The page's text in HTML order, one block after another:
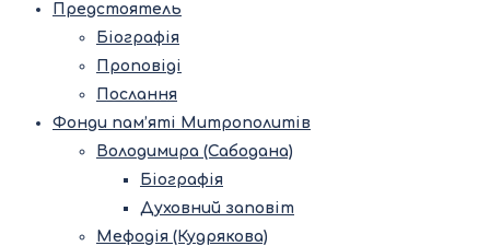
Предстоятель
Біографія
Проповіді
Послання
Фонди пам’яті Митрополитів
Володимира (Сабодана)
Біографія
Духовний заповіт
Мефодія (Кудрякова)